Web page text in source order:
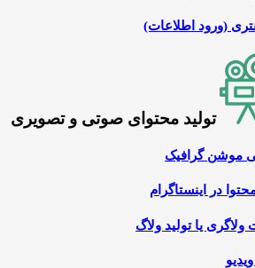
(ورود اطلاعات)
تولید محتوای صوتی و تصویری
موشن گرافیک
در اینستاگرام
یا تولید ولاگ